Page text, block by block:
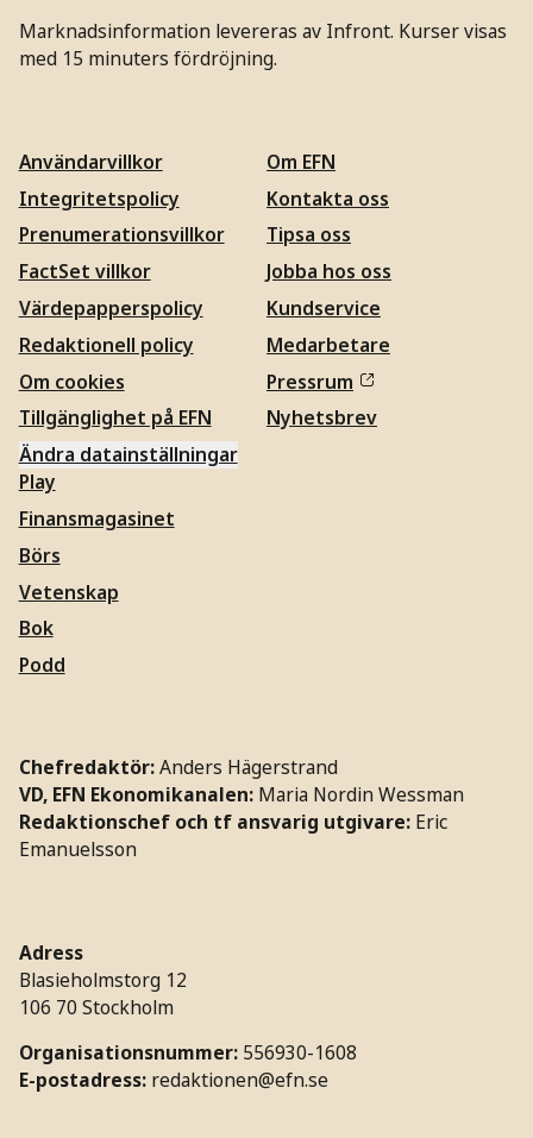
Marknadsinformation levereras av Infront. Kurser visas
med 15 minuters fördröjning.
Användarvillkor
Integritetspolicy
Prenumerationsvillkor
FactSet villkor
Värdepapperspolicy
Redaktionell policy
Om cookies
Tillgänglighet på EFN
Ändra datainställningar
Om EFN
Kontakta oss
Tipsa oss
Jobba hos oss
Kundservice
Medarbetare
Pressrum
Nyhetsbrev
Play
Finansmagasinet
Börs
Vetenskap
Bok
Podd
Chefredaktör:Anders Hägerstrand
VD, EFN Ekonomikanalen: Maria Nordin Wessman
Redaktionschef och tf ansvarig utgivare: Eric
Emanuelsson
Adress
Blasieholmstorg 12
106 70 Stockholm
Organisationsnummer: 556930-1608
E-postadress: redaktionen@efn.se